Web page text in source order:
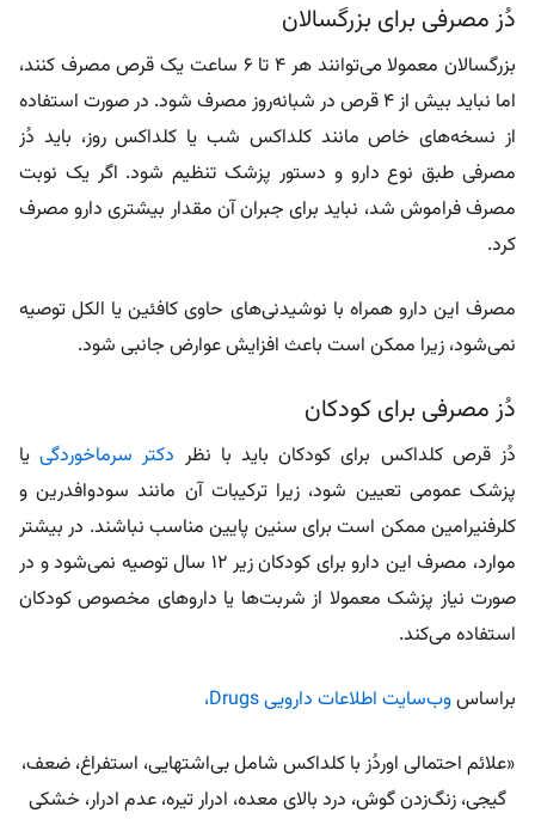
دُز مصرفی برای بزرگسالان
بزرگسالان معمولا می‌توانند هر ۴ تا ۶ ساعت یک قرص مصرف کنند،
اما نباید بیش از ۴ قرص در شبانه‌روز مصرف شود. در صورت استفاده
از نسخه‌های خاص مانند کلداکس شب یا کلداکس روز، باید دُز
مصرفی طبق نوع دارو و دستور پزشک تنظیم شود. اگر یک نوبت
مصرف فراموش شد، نباید برای جبران آن مقدار بیشتری دارو مصرف
کرد.
مصرف این دارو همراه با نوشیدنی‌های حاوی کافئین یا الکل توصیه
نمی‌شود، زیرا ممکن است باعث افزایش عوارض جانبی شود.
دُز مصرفی برای کودکان
دُز قرص کلداکس برای کودکان باید با نظر دکتر سرماخوردگییا
پزشک عمومی تعیین شود، زیرا ترکیبات آن مانند سودوافدرین و
کلرفنیرامین ممکن است برای سنین پایین مناسب نباشند. در بیشتر
موارد، مصرف این دارو برای کودکان زیر ۱۲ سال توصیه نمی‌شود و در
صورت نیاز پزشک معمولا از شربت‌ها یا داروهای مخصوص کودکان
استفاده می‌کند.
براساسوب‌سایت اطلاعات دارویی Drugs،
«علائم احتمالی اوردُز با کلداکس شامل بی‌اشتهایی، استفراغ، ضعف،
گیجی، زنگ‌زدن گوش، درد بالای معده، ادرار تیره، عدم ادرار، خشکی